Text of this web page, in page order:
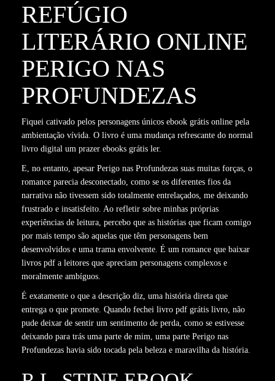
REFÚGIO
LITERÁRIO ONLINE
PERIGO NAS
PROFUNDEZAS
Fiquei cativado pelos personagens únicos ebook grátis online pela
ambientação vívida. O livro é uma mudança refrescante do normal
livro digital um prazer ebooks grátis ler.
E, no entanto, apesar Perigo nas Profundezas suas muitas forças, o
romance parecia desconectado, como se os diferentes fios da
narrativa não tivessem sido totalmente entrelaçados, me deixando
frustrado e insatisfeito. Ao refletir sobre minhas próprias
experiências de leitura, percebo que as histórias que ficam comigo
por mais tempo são aquelas que têm personagens bem
desenvolvidos e uma trama envolvente. É um romance que baixar
livros pdf a leitores que apreciam personagens complexos e
moralmente ambíguos.
É exatamente o que a descrição diz, uma história direta que
entrega o que promete. Quando fechei livro pdf grátis livro, não
pude deixar de sentir um sentimento de perda, como se estivesse
deixando para trás uma parte de mim, uma parte Perigo nas
Profundezas havia sido tocada pela beleza e maravilha da história.